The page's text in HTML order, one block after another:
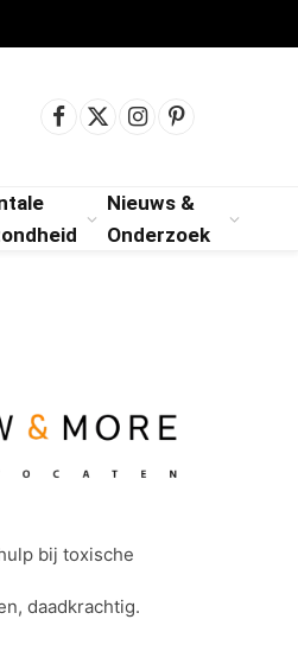
Facebook
X
InstagramPinterest
Nieuws &
Onderzoek
bij toxische
daadkrachtig.